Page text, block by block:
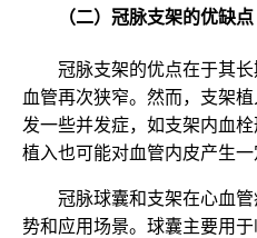
（二）冠脉支架的优缺点
冠脉支架的优点在于其
血管再次狭窄。然而，支架
发一些并发症，如支架内血
植入也可能对血管内皮产生一
冠脉球囊和支架在心血
势和应用场景。球囊主要用